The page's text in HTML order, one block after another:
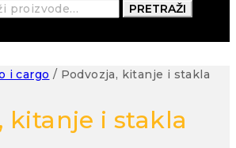
PRETRAŽI
i cargo / Podvozja, kitanje i stakla
kitanje i stakla